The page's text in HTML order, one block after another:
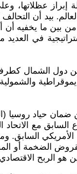
عظلاتها،
بيد أن التحالف
من بين ما يخفيه
في
دول الشمال
حياد روسيا
مع الاتحاد
الأمريكي
الضخمة أو
هو الربح